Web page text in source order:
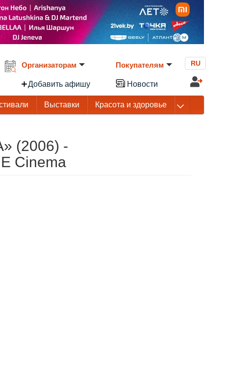
Организаторам
Добавить афишу
Покупателям
Новости
RU
Выставки Красота и здоровье
(2006) -
Cinema